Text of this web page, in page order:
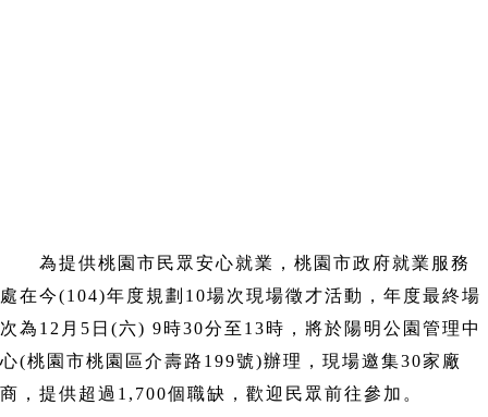
為提供桃園市民眾安心就業，桃園市政府就業服務
處在今(104)年度規劃10場次現場徵才活動，年度最終場
次為12月5日(六) 9時30分至13時，將於陽明公園管理中
心(桃園市桃園區介壽路199號)辦理，現場邀集30家廠
商，提供超過1,700個職缺，歡迎民眾前往參加。